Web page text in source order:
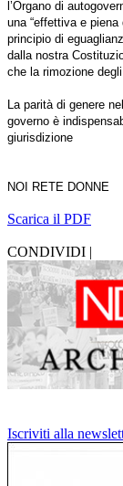
l’Organo di
una “effettiva e piena
principio di
dalla nostra
che la rimozione
La parità di genere
governo è
giurisdizione
NOI RETE DONNE
Scarica il PDF
CONDIVIDI |
Iscriviti alla